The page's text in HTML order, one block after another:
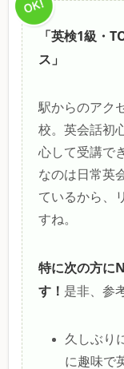
「英検1級・
ス」
駅からのアク
校。英会話初
心して受講で
なのは日常英
ているから、
すね。
特に次の方に
す！ 是非、参
久しぶり
に趣味で